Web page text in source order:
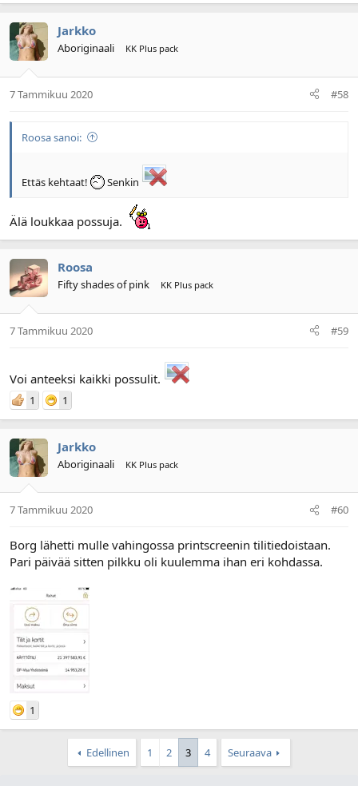
Jarkko
Aboriginaali KK Plus pack
7 Tammikuu 2020 #58
Roosa sanoi:
Ettäs kehtaat! Senkin
Älä loukkaa possuja.
Roosa
Fifty shades of pink KK Plus pack
7 Tammikuu 2020 #59
Voi anteeksi kaikki possulit.
1 1
Jarkko
Aboriginaali KK Plus pack
7 Tammikuu 2020 #60
Borg lähetti mulle vahingossa printscreenin tilitiedoistaan.
Pari päivää sitten pilkku oli kuulemma ihan eri kohdassa.
1
Edellinen 1 2 3 4 Seuraava